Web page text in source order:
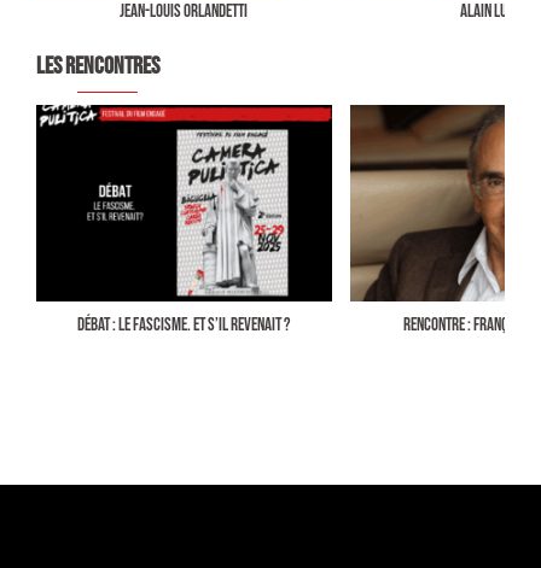
Jean-Louis Orlandetti Alain Luciani
LES RENCONTRES
DÉBAT : LE FASCISME. ET S’IL REVENAIT ? RENCONTRE : FRANÇOIS